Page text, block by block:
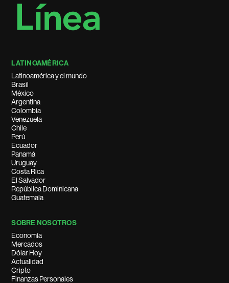
LATINOAMÉRICA
Latinoamérica y el mundo
Brasil
México
Argentina
Colombia
Venezuela
Chile
Perú
Ecuador
Panamá
Uruguay
Costa Rica
El Salvador
República Dominicana
Guatemala
SOBRE NOSOTROS
Economía
Mercados
Dólar Hoy
Actualidad
Cripto
Finanzas Personales